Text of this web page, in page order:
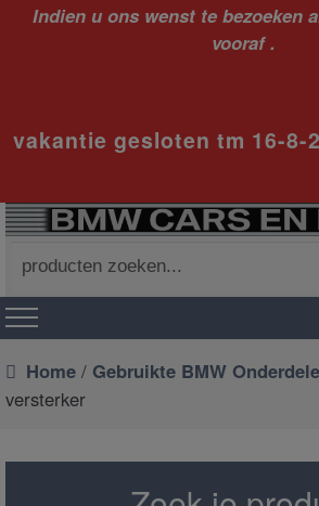
Indien u ons wenst te bezoeken
vooraf .
vakantie gesloten tm 16-8-
naar:
Home / Gebruikte BMW
versterker